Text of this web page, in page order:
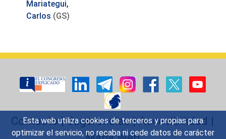
Esta web utiliza cookies de terceros y propias para
optimizar el servicio, no recaba ni cede datos de carácter
Mariategui,
Carlos (GS)
Contacto|Sugerencias|Accesibilidad |